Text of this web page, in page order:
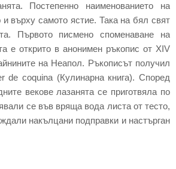
Постепенно наименованието на
върху самото ястие. Така на бял свят
Първото писмено споменаване на
е открито в анонимен ръкопис от XIV
на Неапол. Ръкописът получил
de coquina (Кулинарна книга). Според
векове лазанята се приготвяла по
се във вряща вода листа от тесто,
накълцани подправки и настърган